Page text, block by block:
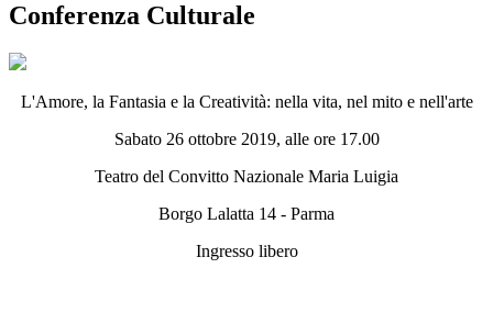
Conferenza Culturale
L'Amore, la Fantasia e la Creatività: nella vita, nel mito e nell'arte
Sabato 26 ottobre 2019, alle ore 17.00
Teatro del Convitto Nazionale Maria Luigia
Borgo Lalatta 14 - Parma
Ingresso libero